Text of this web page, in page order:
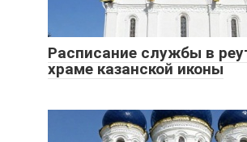
Расписание службы в
храме казанской иконы